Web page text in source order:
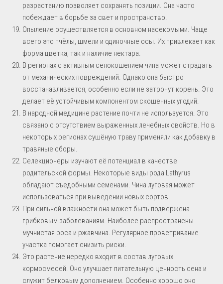
разрастанию позволяет сохранять позиции. Она часто
побеждает в борьбе за свет и пространство.
Опыление осуществляется в основном насекомыми. Чаще
всего это пчёлы, шмели и одиночные осы. Их привлекает как
форма цветка, так и наличие нектара.
В регионах с активным сенокошением чина может страдать
от механических повреждений. Однако она быстро
восстанавливается, особенно если не затронут корень. Это
делает её устойчивым компонентом скошенных угодий.
В народной медицине растение почти не используется. Это
связано с отсутствием выраженных лечебных свойств. Но в
некоторых регионах сушёную траву применяли как добавку в
травяные сборы.
Селекционеры изучают её потенциал в качестве
родительской формы. Некоторые виды рода Lathyrus
обладают съедобными семенами. Чина луговая может
использоваться при выведении новых сортов.
При сильной влажности она может быть подвержена
грибковым заболеваниям. Наиболее распространены
мучнистая роса и ржавчина. Регулярное проветривание
участка помогает снизить риски.
Это растение нередко входит в состав луговых
кормосмесей. Оно улучшает питательную ценность сена и
служит белковым дополнением. Особенно хорошо оно